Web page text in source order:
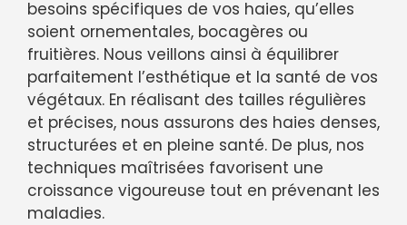
besoins spécifiques de vos haies, qu’elles
soient ornementales, bocagères ou
fruitières. Nous veillons ainsi à équilibrer
parfaitement l’esthétique et la santé de vos
végétaux. En réalisant des tailles régulières
et précises, nous assurons des haies denses,
structurées et en pleine santé. De plus, nos
techniques maîtrisées favorisent une
croissance vigoureuse tout en prévenant les
maladies.